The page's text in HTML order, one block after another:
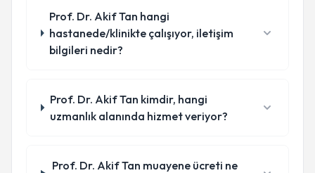
Prof. Dr. Akif Tan hangi
hastanede/klinikte çalışıyor, iletişim
bilgileri nedir?
Prof. Dr. Akif Tan kimdir, hangi
uzmanlık alanında hizmet veriyor?
Prof. Dr. Akif Tan muayene ücreti ne